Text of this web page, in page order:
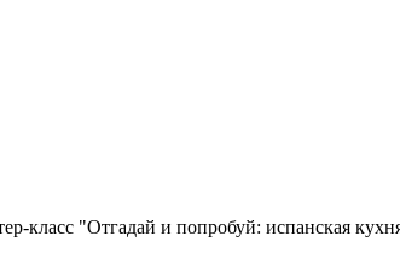
класс "Отгадай и попробуй: испанская